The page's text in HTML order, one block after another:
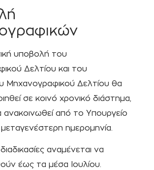
υποβολή του
Δελτίου και του
Μηχανογραφικού Δελτίου θα
σε κοινό χρονικό διάστημα,
ανακοινωθεί από το Υπουργείο
μεταγενέστερη ημερομηνία.
αναμένεται να
έως τα μέσα Ιουλίου.